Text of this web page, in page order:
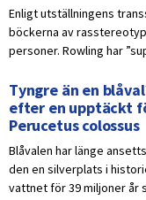
Enligt utställningens
böckerna av
personer. Rowling har
Tyngre än en
efter en upptäckt
Perucetus colossus
Blåvalen har länge
den en silverplats i
vattnet för 39 miljoner år